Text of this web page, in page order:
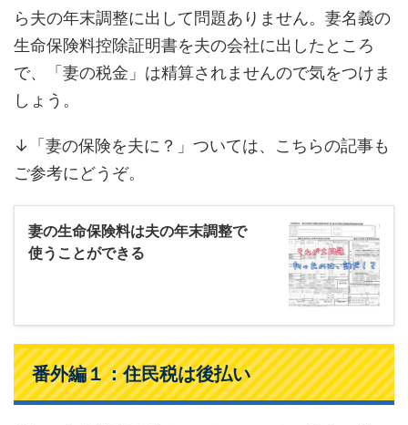
ら夫の年末調整に出して問題ありません。妻名義の
生命保険料控除証明書を夫の会社に出したところ
で、「妻の税金」は精算されませんので気をつけま
しょう。
↓「妻の保険を夫に？」ついては、こちらの記事も
ご参考にどうぞ。
妻の生命保険料は夫の年末調整で
使うことができる
番外編１：住民税は後払い